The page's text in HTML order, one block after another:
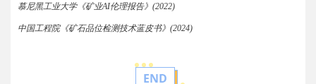
慕尼黑工业大学《矿业AI伦理报告》(2022)
中国工程院《矿石品位检测技术蓝皮书》 (2024)
END